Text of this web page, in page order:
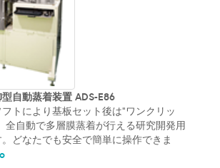
自動蒸着装置 ADS-E86
トにより基板セット後は”ワンクリッ
全自動で多層膜蒸着が行える研究開発用
どなたでも安全で簡単に操作できま